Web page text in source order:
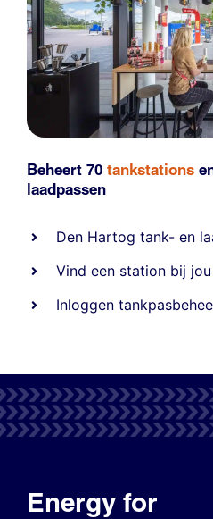
Beheert 70 tankstations
laadpassen
Den Hartog tank- en
Vind een station bij
Inloggen
Energy for